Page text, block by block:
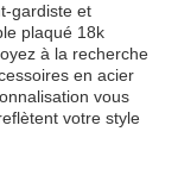
gardiste et
plaqué 18k
à la recherche
en acier
vous
votre style